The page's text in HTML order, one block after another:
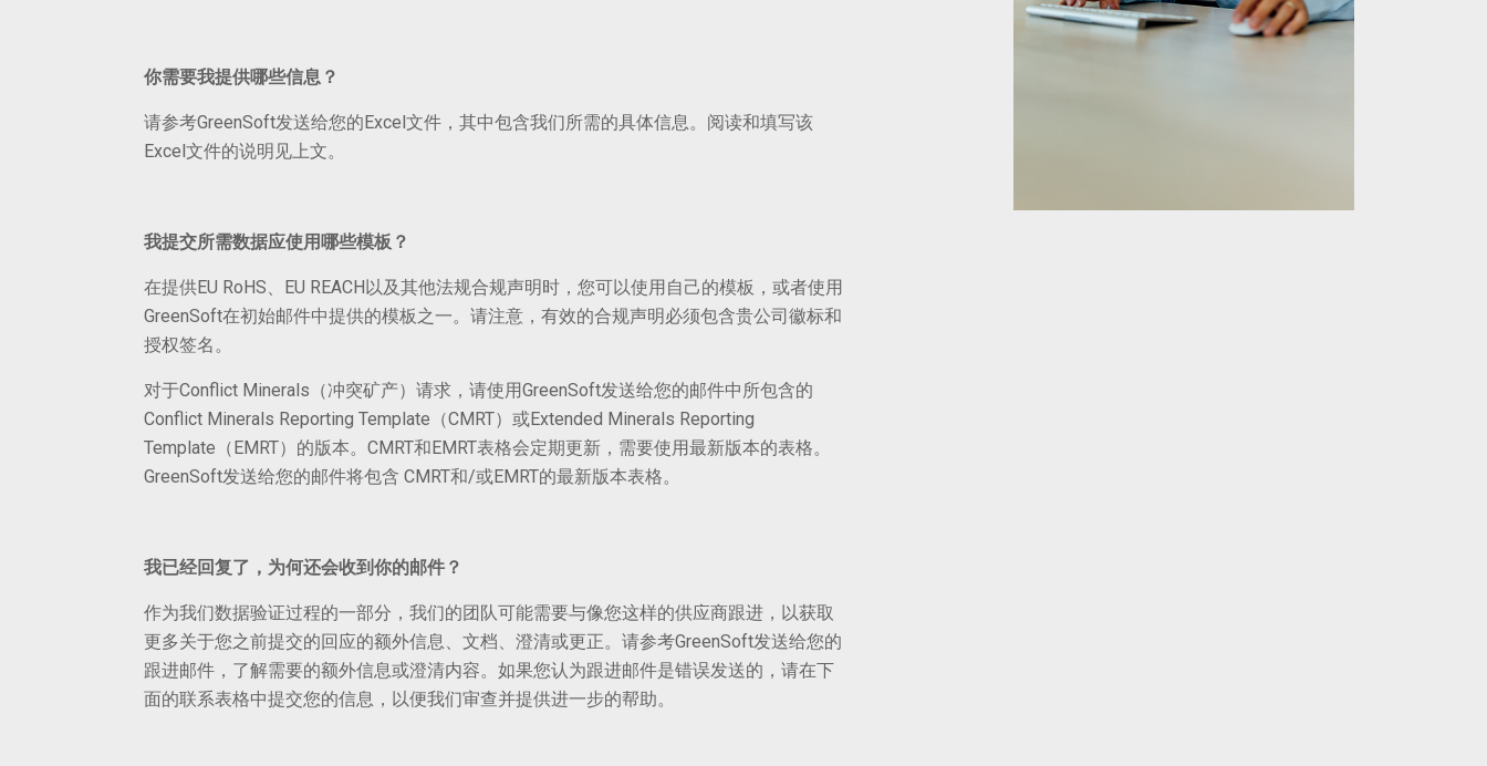
你需要我提供哪些信息？
请参考GreenSoft发送给您的Excel文件，其中包含我们所需的具体信息。阅读和填写该
Excel文件的说明见上文。
我提交所需数据应使用哪些模板？
在提供EU RoHS、EU REACH以及其他法规合规声明时，您可以使用自己的模板，或者使用
GreenSoft在初始邮件中提供的模板之一。请注意，有效的合规声明必须包含贵公司徽标和
授权签名。
对于Conflict Minerals（冲突矿产）请求，请使用GreenSoft发送给您的邮件中所包含的
Conflict Minerals Reporting Template（CMRT）或Extended Minerals Reporting
Template（EMRT）的版本。CMRT和EMRT表格会定期更新，需要使用最新版本的表格。
GreenSoft发送给您的邮件将包含 CMRT和/或EMRT的最新版本表格。
我已经回复了，为何还会收到你的邮件？
作为我们数据验证过程的一部分，我们的团队可能需要与像您这样的供应商跟进，以获取
更多关于您之前提交的回应的额外信息、文档、澄清或更正。请参考GreenSoft发送给您的
跟进邮件，了解需要的额外信息或澄清内容。如果您认为跟进邮件是错误发送的，请在下
面的联系表格中提交您的信息，以便我们审查并提供进一步的帮助。